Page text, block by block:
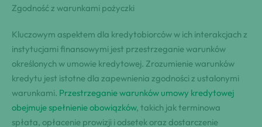
Zgodność z warunkami pożyczki
Kluczowym aspektem dla kredytobiorców w ich interakcjach z
instytucjami finansowymi jest przestrzeganie warunków
określonych w umowie kredytowej. Zrozumienie warunków
kredytu jest istotne dla zapewnienia zgodności z ustalonymi
warunkami. Przestrzeganie warunków umowy kredytowej
obejmuje spełnienie obowiązków, takich jak terminowa
spłata, opłacenie prowizji i odsetek oraz dostarczenie